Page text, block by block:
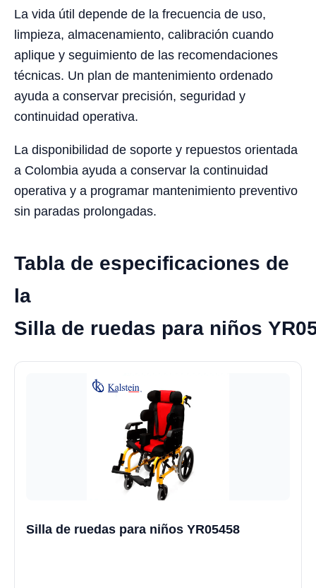
La vida útil depende de la frecuencia de uso,
limpieza, almacenamiento, calibración cuando
aplique y seguimiento de las recomendaciones
técnicas. Un plan de mantenimiento ordenado
ayuda a conservar precisión, seguridad y
continuidad operativa.
La disponibilidad de soporte y repuestos orientada
a Colombia ayuda a conservar la continuidad
operativa y a programar mantenimiento preventivo
sin paradas prolongadas.
Tabla de especificaciones de
la
Silla de ruedas para niños
Silla de ruedas para niños YR05458